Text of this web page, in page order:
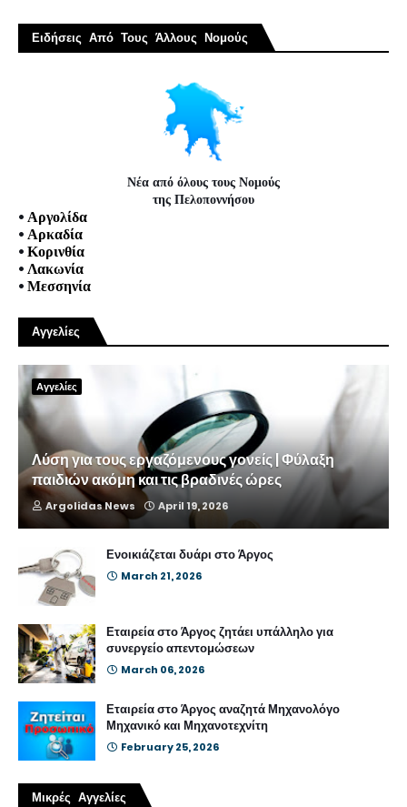
Ειδήσεις Από Τους Άλλους Νομούς
Νέα από όλους τους Νομούς
της Πελοποννήσου
• Αργολίδα
• Αρκαδία
• Κορινθία
• Λακωνία
• Μεσσηνία
Αγγελίες
Αγγελίες
Λύση για τους εργαζόμενους γονείς | Φύλαξη
παιδιών ακόμη και τις βραδινές ώρες
Argolidas News April 19, 2026
Ενοικιάζεται δυάρι στο Άργος
March 21, 2026
Εταιρεία στο Άργος ζητάει υπάλληλο για
συνεργείο απεντομώσεων
March 06, 2026
Εταιρεία στο Άργος αναζητά Μηχανολόγο
Μηχανικό και Μηχανοτεχνίτη
February 25, 2026
Μικρές Αγγελίες